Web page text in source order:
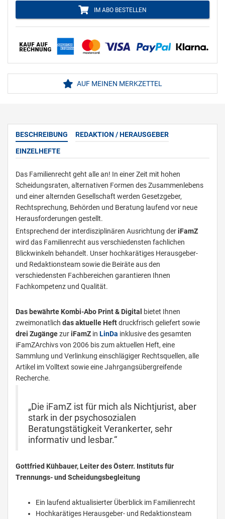
IM ABO BESTELLEN
AUF MEINEN MERKZETTEL
BESCHREIBUNG REDAKTION / HERAUSGEBER
EINZELHEFTE
Das Familienrecht geht alle an! In einer Zeit mit hohen
Scheidungsraten, alternativen Formen des Zusammenlebens
und einer alternden Gesellschaft werden Gesetzgeber,
Rechtsprechung, Behörden und Beratung laufend vor neue
Herausforderungen gestellt.
Entsprechend der interdisziplinären Ausrichtung deriFamZ
wird das Familienrecht aus verschiedensten fachlichen
Blickwinkeln behandelt. Unser hochkarätiges Herausgeber-
und Redaktionsteam sowie die Beiräte aus den
verschiedensten Fachbereichen garantieren Ihnen
Fachkompetenz und Qualität.
Das bewährte Kombi-Abo Print & Digital bietet Ihnen
zweimonatlich dasaktuelle Heftdruckfrisch geliefert sowie
drei ZugängezuriFamZ in LinDa inklusive des gesamten
iFamZ­Archivsvon 2006 bis zum aktuellen Heft, eine
Sammlung und Verlinkung einschlägiger Rechtsquellen, alle
Artikel im Volltext sowie eine Jahrgangsübergreifende
Recherche.
„Die iFamZ ist für mich als Nichtjurist, aber
stark in der psychosozialen
Beratungstätigkeit Verankerter, sehr
informativ und lesbar.“
Gottfried Kühbauer, Leiter des Österr. Instituts für
Trennungs- und Scheidungsbegleitung
Ein laufend aktualisierter Überblick im Familienrecht
Hochkarätiges Herausgeber- und Redaktionsteam